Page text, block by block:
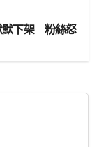
默下架 粉絲怒